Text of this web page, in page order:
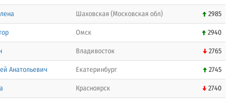
Шаховская (Московская обл) 2985
Омск 2940
Владивосток 2765
Анатольевич Екатеринбург 2745
Красноярск 2740